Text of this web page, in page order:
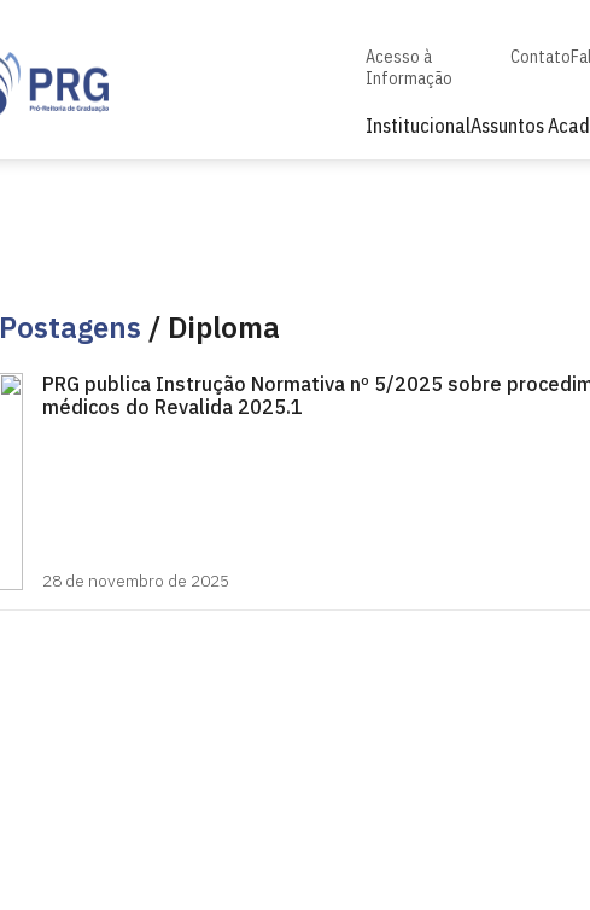
Acesso à
Informação
Contato
InstitucionalAssuntos
Postagens / Diploma
PRG publica Instrução Normativa nº 5/2025 sobre
médicos do Revalida 2025.1
28 de novembro de 2025